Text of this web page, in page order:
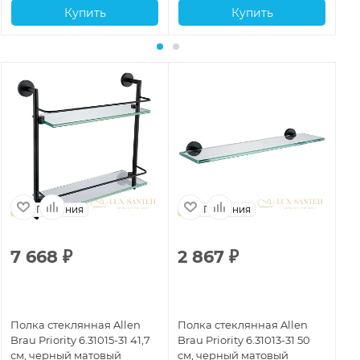
Купить Купить
Германия
7 668 ₽
Полка стеклянная Allen
Brau Priority 6.31015-31 41,7
см, черный матовый
Германия
2 867 ₽
Полка стеклянная Allen
Brau Priority 6.31013-31 50
см, черный матовый